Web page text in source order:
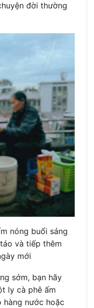
đời thường
nóng buổi sáng
và tiếp thêm
mới
sớm, bạn hãy
ly cà phê ấm
nước hoặc